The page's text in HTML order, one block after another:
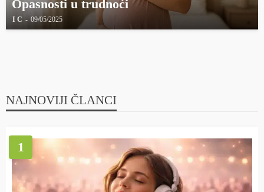
Opasnosti u trudnoći
I C 09/05/2025
NAJNOVIJI ČLANCI
1